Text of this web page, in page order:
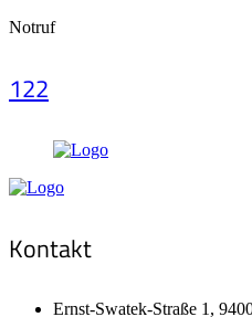
Notruf
122
Kontakt
Ernst-Swatek-Straße 1,